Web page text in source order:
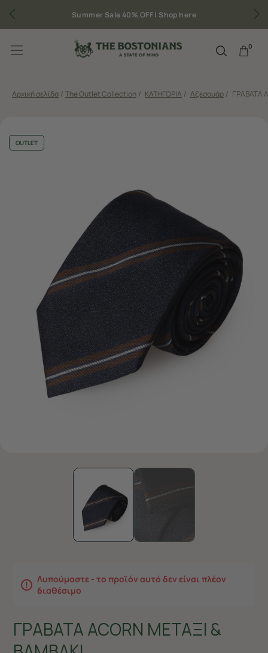
Summer Sale 40% OFF |Shop here
0
Αρχική σελίδα / The Outlet Collection / ΚΑΤΗΓΟΡΙΑ / Αξεσουάρ / ΓΡΑΒΑΤΑ
OUTLET
Λυπούμαστε - το προϊόν αυτό δεν είναι πλέον
διαθέσιμο
ΓΡΑΒΑΤΑ ACORN ΜΕΤΑΞΙ &